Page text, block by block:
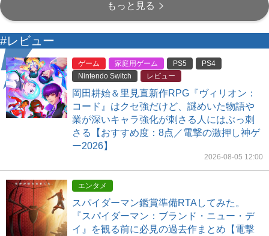
もっと見る
#レビュー
ゲーム 家庭用ゲーム PS5
PS4
Nintendo Switch
レビュー
岡田耕始＆里見直新作RPG『ヴィリオン：
コード』はクセ強だけど、謎めいた物語や
業が深いキャラ強化が刺さる人にはぶっ刺
さる【おすすめ度：8点／電撃の激押し神ゲ
ー2026】
2026-08-05 12:00
エンタメ
スパイダーマン鑑賞準備RTAしてみた。
『スパイダーマン：ブランド・ニュー・デ
イ』を観る前に必見の過去作まとめ【電撃